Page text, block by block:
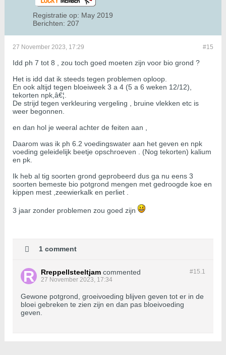
Registratie op: May 2019
Berichten: 207
#15
27 November 2023, 17:29
Idd ph 7 tot 8 , zou toch goed moeten zijn voor bio grond ?
Het is idd dat ik steeds tegen problemen oploop.
En ook altijd tegen bloeiweek 3 a 4 (5 a 6 weken 12/12),
tekorten npk,â€¦.
De strijd tegen verkleuring vergeling , bruine vlekken etc is
weer begonnen.
en dan hol je weeral achter de feiten aan ,
Daarom was ik ph 6.2 voedingswater aan het geven en npk
voeding geleidelijk beetje opschroeven . (Nog tekorten) kalium
en pk.
Ik heb al tig soorten grond geprobeerd dus ga nu eens 3
soorten bemeste bio potgrond mengen met gedroogde koe en
kippen mest ,zeewierkalk en perliet .
3 jaar zonder problemen zou goed zijn
1 comment
#15.1
Rreppellsteeltjam commented
27 November 2023, 17:34
Gewone potgrond, groeivoeding blijven geven tot er in de
bloei gebreken te zien zijn en dan pas bloeivoeding
geven.